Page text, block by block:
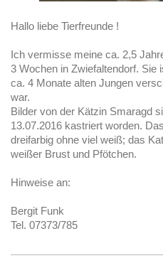
Hallo liebe Tierfreunde !
Ich vermisse meine ca. 2,5
3 Wochen in Zwiefaltendorf. Sie
ca. 4 Monate alten Jungen
war.
Bilder von der Kätzin Smaragd
13.07.2016 kastriert worden.
dreifarbig ohne viel weiß; das
weißer Brust und Pfötchen.
Hinweise an:
Bergit Funk
Tel. 07373/785